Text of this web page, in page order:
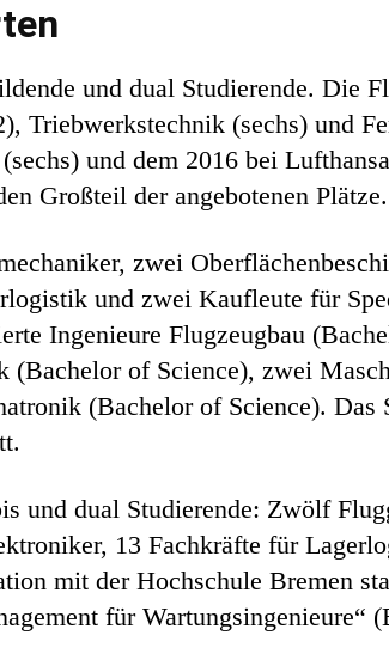
und dual Studierende. Die
Triebwerkstechnik (sechs) und
und dem 2016 bei
Großteil der angebotenen Plätze.
zwei
und zwei Kaufleute für
Ingenieure Flugzeugbau
of Science), zwei
(Bachelor of Science).
und dual Studierende: Zwölf
13 Fachkräfte für
mit der Hochschule Bremen
für Wartungsingenieure“